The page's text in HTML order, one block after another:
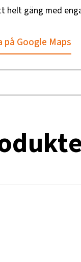
helt gäng med
på Google Maps